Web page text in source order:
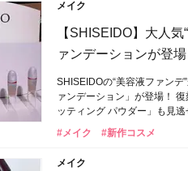
メイク
【SHISEIDO】大人
ァンデーションが登
SHISEIDOの“美容液ファン
ァンデーション」が登場！
ッティング パウダー」も見
#メイク
#新作コスメ
メイク